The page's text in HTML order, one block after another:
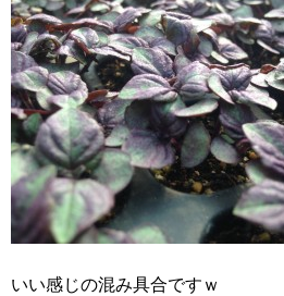
いい感じの混み具合ですｗ